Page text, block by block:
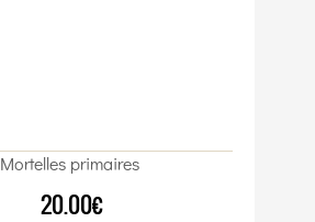
Mortelles primaires
20.00€